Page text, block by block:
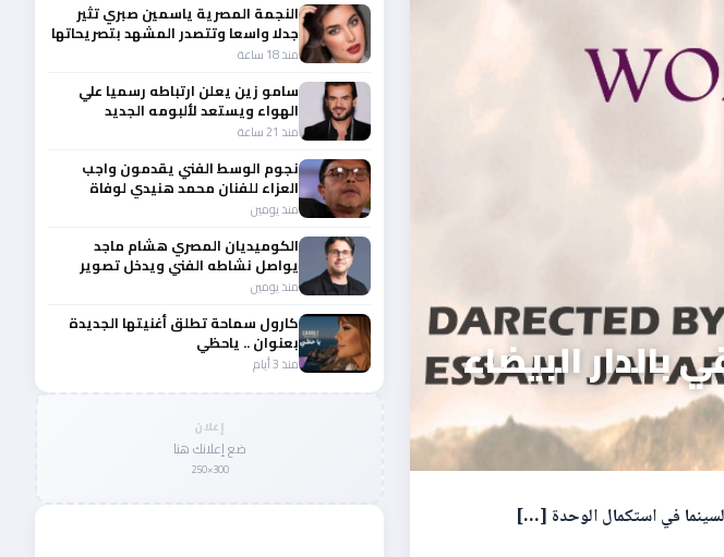
بالدار البيضاء
في استكمال الوحدة […]
النجمة المصرية ياسمين صبري تثير
جدلا واسعا وتتصدر المشهد بتصريحاتها
الأخيرة
منذ 18 ساعة
سامو زين يعلن ارتباطه رسميا علي
الهواء ويستعد لألبومه الجديد
منذ 21 ساعة
نجوم الوسط الفني يقدمون واجب
العزاء للفنان محمد هنيدي لوفاة
شقيقه الأكبر
منذ يومين
الكوميديان المصري هشام ماجد
يواصل نشاطه الفني ويدخل تصوير
عامل ميت
منذ يومين
كارول سماحة تطلق أغنيتها الجديدة
بعنوان .. ياحظي
منذ 3 أيام
إعلان
ضع إعلانك هنا
300×250